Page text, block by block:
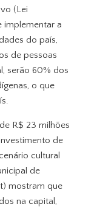
(Lei
implementar a
do país,
de pessoas
serão 60% dos
o que
R$ 23 milhões
de
cultural
de
mostram que
na capital,